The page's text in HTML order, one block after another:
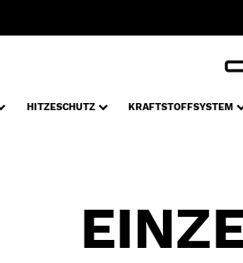
HITZESCHUTZ KRAFTSTOFFSYSTEM